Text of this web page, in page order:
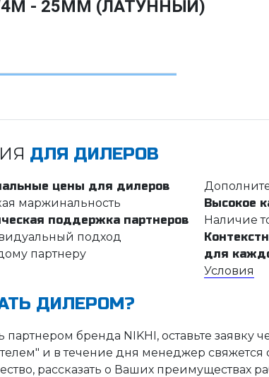
- 25ММ (ЛАТУННЫЙ)
ДЛЯ ДИЛЕРОВ
цены для дилеров
маржинальность
Высокое
поддержка партнеров
Наличие
подход
партнеру
для
Условия
ДИЛЕРОМ?
партнером бренда NIKHI, оставьте заявку
и в течение дня менеджер свяжется
рассказать о Ваших преимуществах